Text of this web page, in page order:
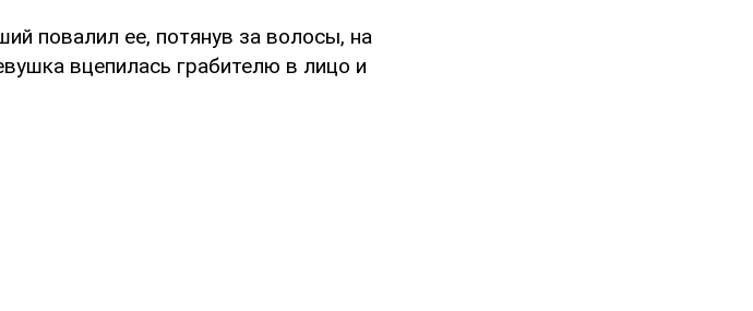
повалил ее, потянув за волосы, на
вцепилась грабителю в лицо и